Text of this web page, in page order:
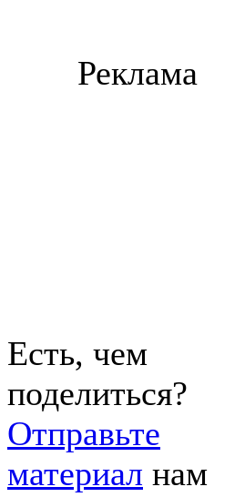
Реклама
Есть, чем
поделиться?
Отправьте
материал нам